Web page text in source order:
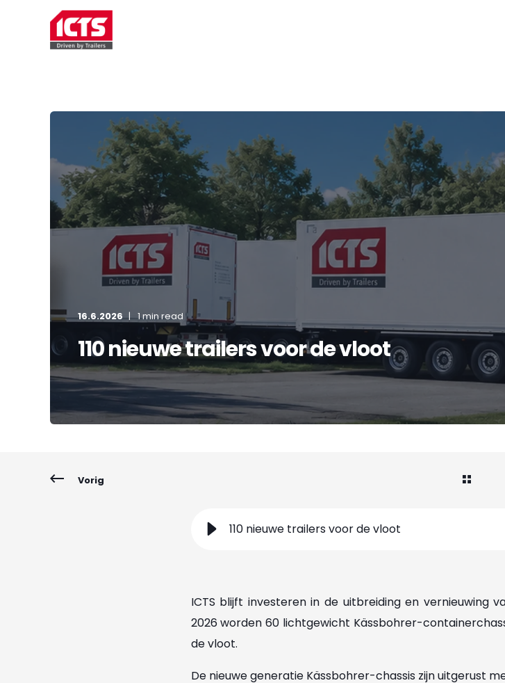
16.6.2026 1 min read
110 nieuwe trailers voor de vloot
Vorig
110 nieuwe trailers voor de vloot
ICTS blijft investeren in de uitbreiding en vernieuwing
2026 worden 60 lichtgewicht Kässbohrer-
de vloot.
De nieuwe generatie Kässbohrer-chassis zijn uitgerust